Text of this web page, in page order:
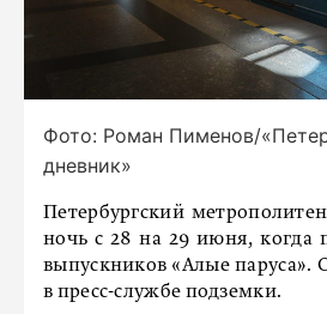
Фото: Роман Пименов/
дневник»
Петербургский
ночь с 28 на 29 июня, когда
выпускников «Алые паруса».
в пресс-службе подземки.